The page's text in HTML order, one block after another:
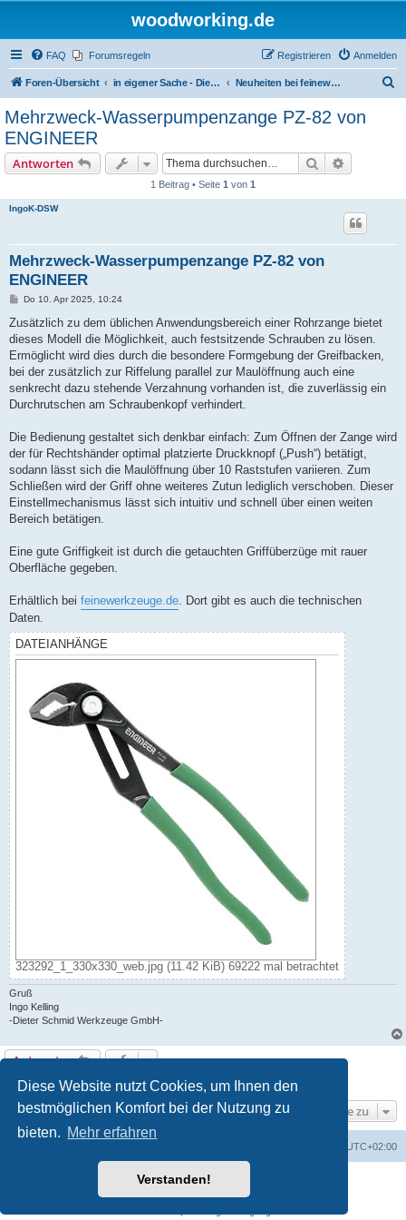
Diese Website nutzt Cookies, um Ihnen den
bestmöglichen Komfort bei der Nutzung zu
bieten. Mehr erfahren
Verstanden!
woodworking.de
FAQ Forumsregeln Anmelden
Registrieren
Foren-Übersicht in eigener Sache - Dieter Schmid Werkzeuge GmbH Neuheiten bei feinewerkzeuge.de
Mehrzweck-Wasserpumpenzange PZ-82 von
ENGINEER
Antworten Suche
1 Beitrag • Seite 1 von 1
IngoK-DSW
Mehrzweck-Wasserpumpenzange PZ-82 von
ENGINEER
B
i
r
a
Do 10. Apr 2025, 10:24
Zusätzlich zu dem üblichen Anwendungsbereich einer Rohrzange bietet
dieses Modell die Möglichkeit, auch festsitzende Schrauben zu lösen.
Ermöglicht wird dies durch die besondere Formgebung der Greifbacken,
bei der zusätzlich zur Riffelung parallel zur Maulöffnung auch eine
senkrecht dazu stehende Verzahnung vorhanden ist, die zuverlässig ein
Durchrutschen am Schraubenkopf verhindert.
Die Bedienung gestaltet sich denkbar einfach: Zum Öffnen der Zange wird
der für Rechtshänder optimal platzierte Druckknopf („Push“) betätigt,
sodann lässt sich die Maulöffnung über 10 Raststufen variieren. Zum
Schließen wird der Griff ohne weiteres Zutun lediglich verschoben. Dieser
Einstellmechanismus lässt sich intuitiv und schnell über einen weiten
Bereich betätigen.
Eine gute Griffigkeit ist durch die getauchten Griffüberzüge mit rauer
Oberfläche gegeben.
Erhältlich bei feinewerkzeuge.de. Dort gibt es auch die technischen
Daten.
DATEIANHÄNGE
323292_1_330x330_web.jpg (11.42 KiB) 69222 mal betrachtet
Gruß
Ingo Kelling
-Dieter Schmid Werkzeuge GmbH-
Antworten
1 Beitrag • Seite1von1
Gehe zu
UTC+02:00
Powered byphpBB® Forum Software © phpBB Limited
Deutsche Übersetzung durchphpBB.de